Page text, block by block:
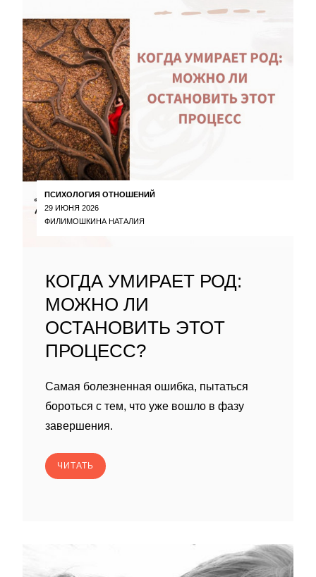
ПСИХОЛОГИЯ ОТНОШЕНИЙ
29 ИЮНЯ 2026
ФИЛИМОШКИНА НАТАЛИЯ
КОГДА УМИРАЕТ РОД:
МОЖНО ЛИ
ОСТАНОВИТЬ ЭТОТ
ПРОЦЕСС?
Самая болезненная ошибка, пытаться
бороться с тем, что уже вошло в фазу
завершения.
ЧИТАТЬ